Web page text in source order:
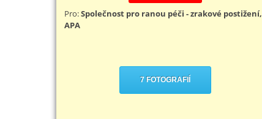
Pro:Společnost pro ranou péči - zrakové postižení,
APA
7 FOTOGRAFIÍ